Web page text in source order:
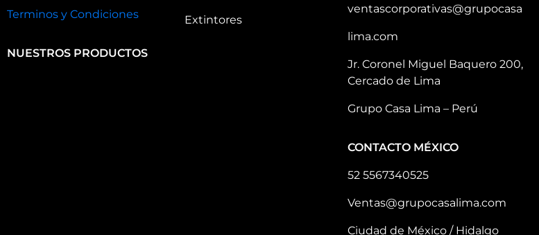
Terminos y Condiciones
NUESTROS PRODUCTOS
Extintores
ventascorporativas@grupocasa
lima.com
Jr. Coronel Miguel Baquero 200,
Cercado de Lima
Grupo Casa Lima – Perú
CONTACTO MÉXICO
52 5567340525
Ventas@grupocasalima.com
Ciudad de México / Hidalgo